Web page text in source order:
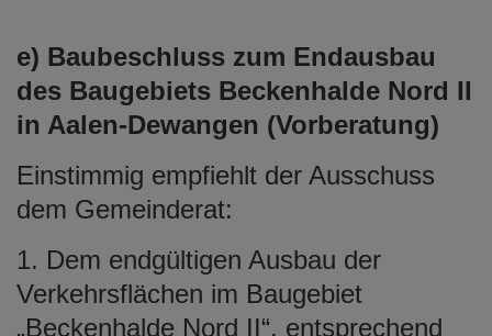
e) Baubeschluss zum Endausbau
des Baugebiets Beckenhalde Nord II
in Aalen-Dewangen (Vorberatung)
Einstimmig empfiehlt der Ausschuss
dem Gemeinderat:
1. Dem endgültigen Ausbau der
Verkehrsflächen im Baugebiet
„Beckenhalde Nord II“, entsprechend